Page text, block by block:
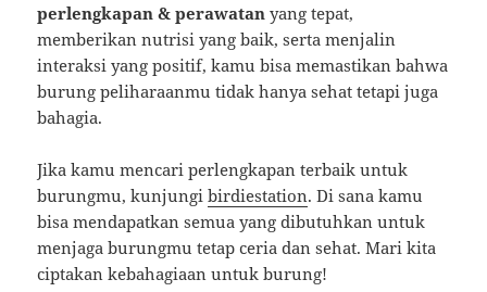
perlengkapan & perawatan yang tepat,
memberikan nutrisi yang baik, serta menjalin
interaksi yang positif, kamu bisa memastikan bahwa
burung peliharaanmu tidak hanya sehat tetapi juga
bahagia.
Jika kamu mencari perlengkapan terbaik untuk
burungmu, kunjungibirdiestation. Di sana kamu
bisa mendapatkan semua yang dibutuhkan untuk
menjaga burungmu tetap ceria dan sehat. Mari kita
ciptakan kebahagiaan untuk burung!